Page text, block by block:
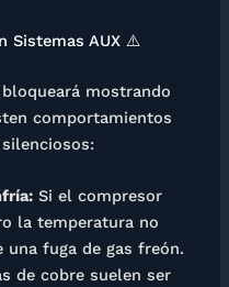
Sistemas AUX ⚠️
mostrando
comportamientos
Si el compresor
la temperatura no
una fuga de gas freón.
de cobre suelen ser